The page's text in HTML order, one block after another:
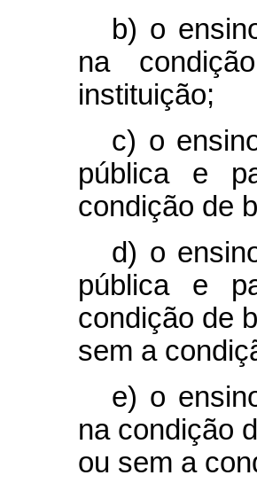
b) o
na
instituição;
c) o
pública e
condição de
d) o
pública e
condição de
sem a
e) o
na condição
ou sem a